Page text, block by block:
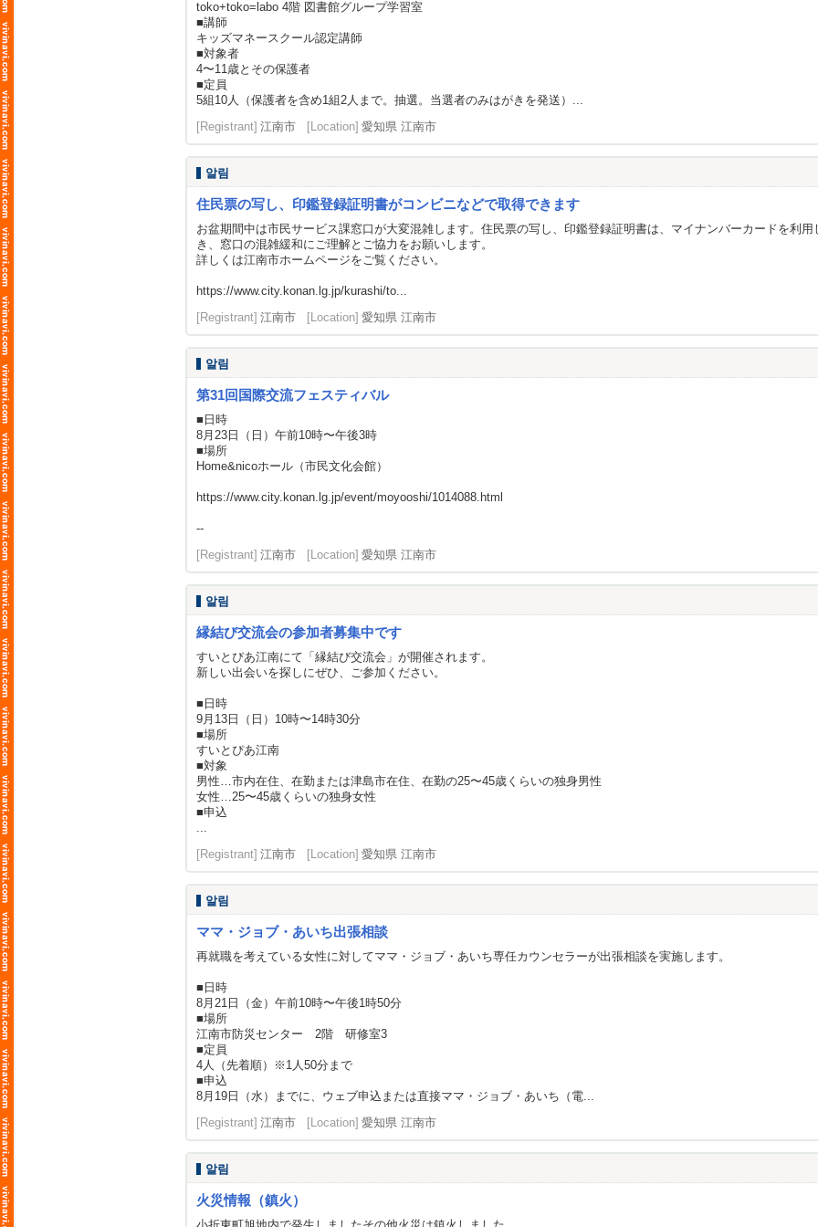
toko+toko=labo 4階 図書館グループ学習室
■講師
キッズマネースクール認定講師
■対象者
4〜11歳とその保護者
■定員
5組10人（保護者を含め1組2人まで。抽選。当選者のみはがきを発送）...
[Registrant] 江南市 [Location] 愛知県 江南市
알림
住民票の写し、印鑑登録証明書がコンビニなどで取得できます
お盆期間中は市民サービス課窓口が大変混雑します。住民票の写し、印鑑登録証明書は、マイナンバーカードを利
き、窓口の混雑緩和にご理解とご協力をお願いします。
詳しくは江南市ホームページをご覧ください。
https://www.city.konan.lg.jp/kurashi/to...
[Registrant] 江南市 [Location] 愛知県 江南市
알림
第31回国際交流フェスティバル
■日時
8月23日（日）午前10時〜午後3時
■場所
Home&nicoホール（市民文化会館）
https://www.city.konan.lg.jp/event/moyooshi/1014088.html
--
[Registrant] 江南市 [Location] 愛知県 江南市
알림
縁結び交流会の参加者募集中です
すいとぴあ江南にて「縁結び交流会」が開催されます。
新しい出会いを探しにぜひ、ご参加ください。
■日時
9月13日（日）10時〜14時30分
■場所
すいとぴあ江南
■対象
男性…市内在住、在勤または津島市在住、在勤の25〜45歳くらいの独身男性
女性…25〜45歳くらいの独身女性
■申込
...
[Registrant] 江南市 [Location] 愛知県 江南市
알림
ママ・ジョブ・あいち出張相談
再就職を考えている女性に対してママ・ジョブ・あいち専任カウンセラーが出張相談を実施します。
■日時
8月21日（金）午前10時〜午後1時50分
■場所
江南市防災センター 2階 研修室3
■定員
4人（先着順）※1人50分まで
■申込
8月19日（水）までに、ウェブ申込または直接ママ・ジョブ・あいち（電...
[Registrant] 江南市 [Location] 愛知県 江南市
알림
火災情報（鎮火）